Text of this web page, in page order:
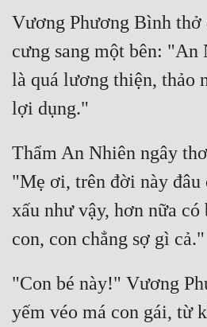
Vương Phương Bình thở
cưng sang một bên: "An
là quá lương thiện, thảo
Thẩm An Nhiên ngây
"Mẹ ơi, trên đời này đâu
xấu như vậy, hơn nữa có
"Con bé này!" Vương
yếm véo má con gái, từ